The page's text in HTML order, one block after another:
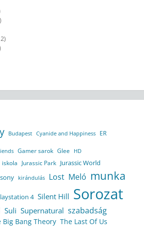
Budapest Cyanide and Happiness ER
Gamer sarok Glee HD
iskola Jurassic Park Jurassic World
kirándulás Lost Meló munka
4 Silent Hill Sorozat
Suli Supernatural szabadság
Big Bang Theory The Last Of Us